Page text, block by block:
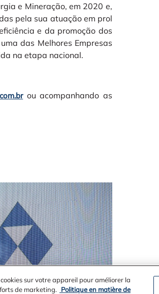
e Mineração, em 2020 e,
pela sua atuação em prol
e da promoção dos
das Melhores Empresas
na etapa nacional.
ou acompanhando as
sur votre appareil pour améliorer la
de marketing.
Politique en matière de